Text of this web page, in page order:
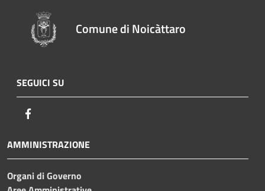
Comune di Noicàttaro
SEGUICI SU
AMMINISTRAZIONE
Organi di Governo